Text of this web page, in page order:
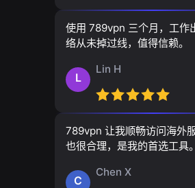
使用 789vpn 三个月，工作
络从未掉过线，值得信赖。
L
Lin H
789vpn 让我顺畅访问海外
也很合理，是我的首选工具。
C
Chen X